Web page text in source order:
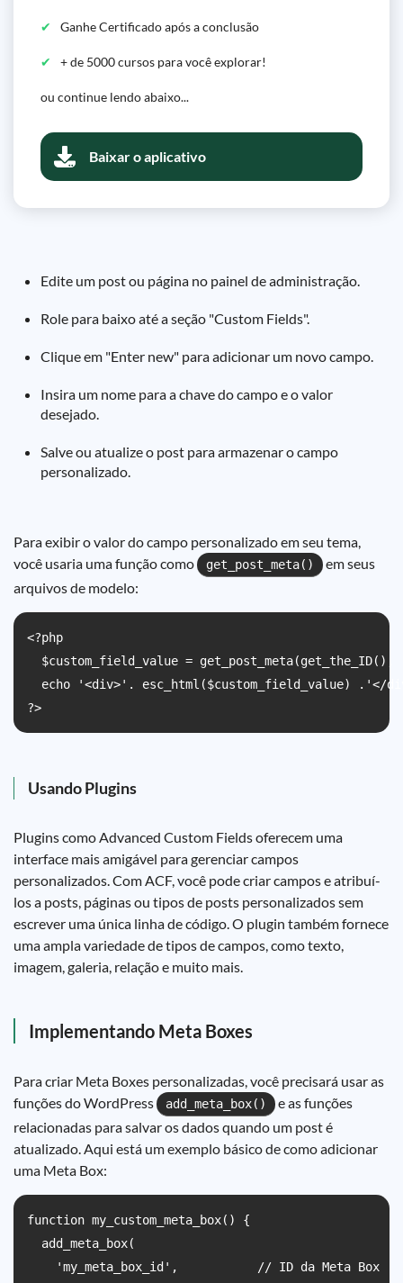
Ganhe Certificado após a conclusão
+ de 5000 cursos para você explorar!
ou continue lendo abaixo...
Baixar o aplicativo
Edite um post ou página no painel de administração.
Role para baixo até a seção "Custom Fields".
Clique em "Enter new" para adicionar um novo campo.
Insira um nome para a chave do campo e o valor
desejado.
Salve ou atualize o post para armazenar o campo
personalizado.
Para exibir o valor do campo personalizado em seu tema,
você usaria uma função como
get_post_meta()
em seus
arquivos de modelo:
<?php
$custom_field_value = get_post_meta(get_the_ID(),
echo '<div>'. esc_html($custom_field_value) .'</
Usando Plugins
Plugins como Advanced Custom Fields oferecem uma
interface mais amigável para gerenciar campos
personalizados. Com ACF, você pode criar campos e atribuí-
los a posts, páginas ou tipos de posts personalizados sem
escrever uma única linha de código. O plugin também fornece
uma ampla variedade de tipos de campos, como texto,
imagem, galeria, relação e muito mais.
Implementando Meta Boxes
Para criar Meta Boxes personalizadas, você precisará usar as
funções do WordPress
add_meta_box()
e as funções
relacionadas para salvar os dados quando um post é
atualizado. Aqui está um exemplo básico de como adicionar
uma Meta Box:
function my_custom_meta_box() {
  add_meta_box(
    'my_meta_box_id',           // ID da Meta Box